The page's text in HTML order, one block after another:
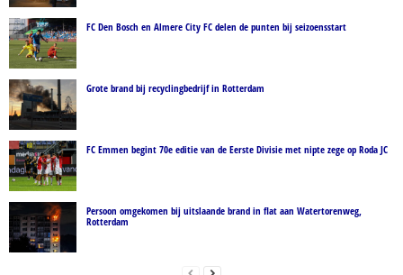
FC Den Bosch en Almere City FC delen de punten bij seizoensstart
Grote brand bij recyclingbedrijf in Rotterdam
FC Emmen begint 70e editie van de Eerste Divisie met nipte zege op Roda JC
Persoon omgekomen bij uitslaande brand in flat aan Watertorenweg,
Rotterdam